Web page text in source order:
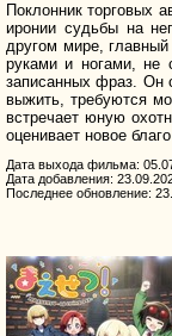
Поклонник торговых
иронии судьбы на
другом мире,
руками и ногами, не
записанных фраз. Он
выжить, требуются
встречает юную
оценивает новое
Дата выхода фильма:
Дата добавления:
Последнее обновление: